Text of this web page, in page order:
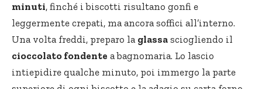
minuti, finché i biscotti risultano gonfi e
leggermente crepati, ma ancora soffici all’interno.
Una volta freddi, preparo la glassa sciogliendo il
cioccolato fondente a bagnomaria. Lo lascio
intiepidire qualche minuto, poi immergo la parte